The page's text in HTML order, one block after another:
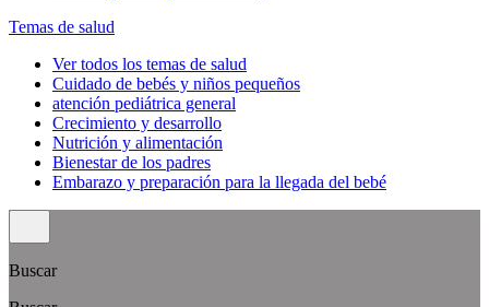
Temas de salud
Ver todos los temas de salud
Cuidado de bebés y niños pequeños
atención pediátrica general
Crecimiento y desarrollo
Nutrición y alimentación
Bienestar de los padres
Embarazo y preparación para la llegada del bebé
Buscar